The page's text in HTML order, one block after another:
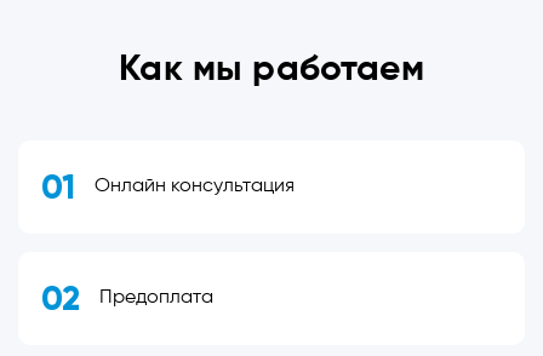
Как мы работаем
01 Онлайн консультация
02 Предоплата